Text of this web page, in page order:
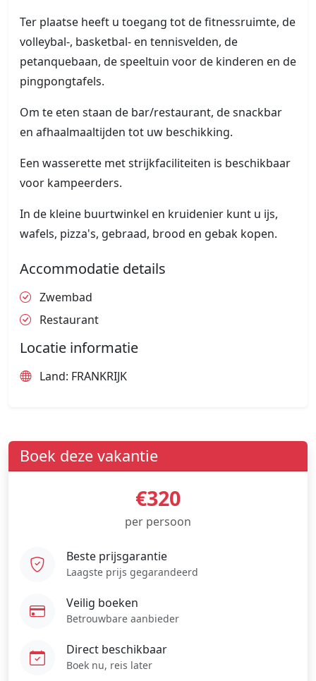
Ter plaatse heeft u toegang tot de fitnessruimte, de
volleybal-, basketbal- en tennisvelden, de
petanquebaan, de speeltuin voor de kinderen en de
pingpongtafels.
Om te eten staan de bar/restaurant, de snackbar
en afhaalmaaltijden tot uw beschikking.
Een wasserette met strijkfaciliteiten is beschikbaar
voor kampeerders.
In de kleine buurtwinkel en kruidenier kunt u ijs,
wafels, pizza's, gebraad, brood en gebak kopen.
Accommodatie details
Zwembad
Restaurant
Locatie informatie
Land: FRANKRIJK
Boek deze vakantie
€320
per persoon
Beste prijsgarantie
Laagste prijs gegarandeerd
Veilig boeken
Betrouwbare aanbieder
Direct beschikbaar
Boek nu, reis later